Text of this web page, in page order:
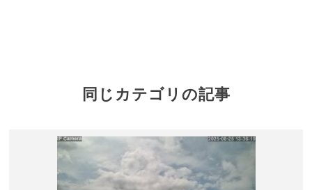
同じカテゴリの記事